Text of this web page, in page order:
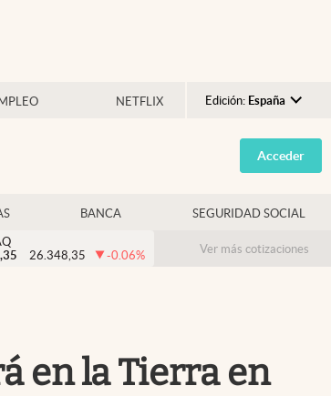
NETFLIX Edición: España
Argentina
España
USA
Colombia
Acceder
BANCA SEGURIDAD SOCIAL
26.348,35 -0.06% Ver más cotizaciones
en la Tierra en